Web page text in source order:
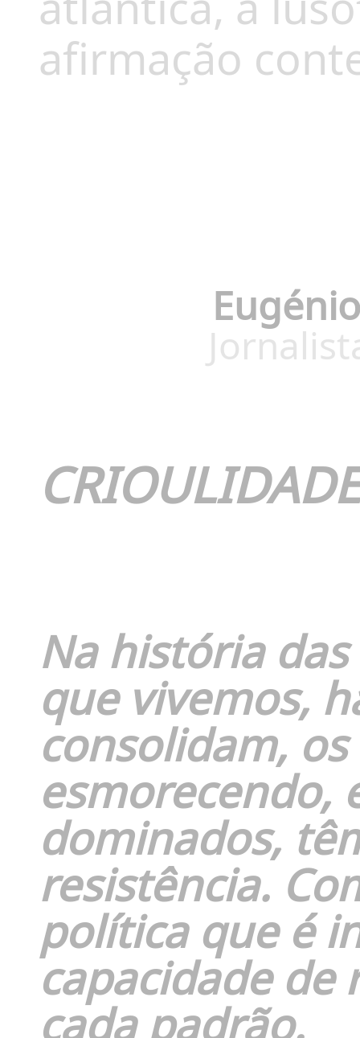
afirmação
Na história
que vivemos,
consolidam,
esmorecendo,
dominados,
resistência.
política que é
capacidade